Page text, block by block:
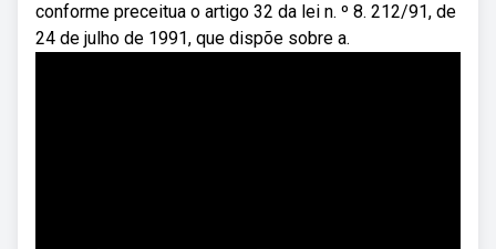
conforme preceitua o artigo 32 da lei n. º 8. 212/91, de
24 de julho de 1991, que dispõe sobre a.